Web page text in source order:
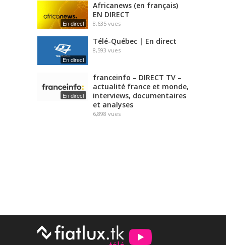
En direct
Africanews (en français)
EN DIRECT
8,635 vues
En direct
Télé-Québec | En direct
8,593 vues
En direct
franceinfo – DIRECT TV –
actualité france et monde,
interviews, documentaires
et analyses
6,898 vues